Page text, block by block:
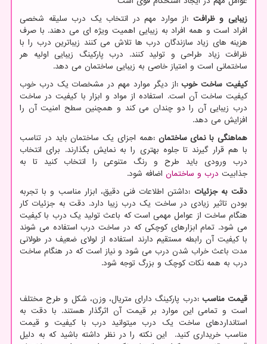
زیبایی و ظرافت :از موارد مهم در انتخاب یک درب سلیقه شخصی
افراد است و همه افراد به زیبایی اهمیت ویژه ای می دهند. با صرف
هزینه های زیاد سازندگان درب ها تلاش می کنند زیباترین درب را با
ظرافت زیاد طراحی و تولید کنند. درب پارکینگ زیبایی اولیه هر
ساختمانی است و امتیاز خاصی به زیبایی ساختمان می دهد.
کیفیت ساخت خوب :از دیگر موارد مهم در مشخصات یک درب خوب
کیفیت ساخت آن است. استفاده از مواد و ابزار با کیفیت در ساخت
درب زیبایی آن را دو چندان می کند و همچنین سطح امنیت آن را
افزایش می دهد.
هماهنگی با نمای ساختمان :همه اجزای یک ساختمان باید در تناسب
با هم قرار گیرند تا جلوه بهتری را به نمایش بگذارند. برای انتخاب
درب ورودی باید طرح و رنگ متنوعی را انتخاب کنید تا به
جذابیت درب و ساختمان اضافه شود.
دقت به جزئیات :داشتن اطلاعات فنی دقیق، ابزار مناسب و با تجربه
بودن تاثیر زیادی در ساخت یک درب زیبا دارد. دقت به جزئیات کار
هنگام ساخت از عوامل مهمی است که باعث تولید یک درب با کیفیت
می شود. تمام ابزارهای کوچکی که در ساخت درب استفاده می شوند
با کیفیت آن رابطه مستقیم دارند استفاده از لولای ضعیف در طولانی
مدت باعث خراب شدن درب می شود و نیاز است که در هنگام ساخت
درب به همه نکات کوچک و بزرگ توجه شود.
قیمت مناسب :درب پارکینگ دارای متریال، وزن، شکل و طرح مختلف
است و تمامی این موارد بر قیمت آن اثرگذار هستند. با دقت به
استانداردهای ساخت یک درب میتوانید درب با کیفیت و قیمت
مناسب خریداری کنید. این نکته را در نظر داشته باشید که به دلیل